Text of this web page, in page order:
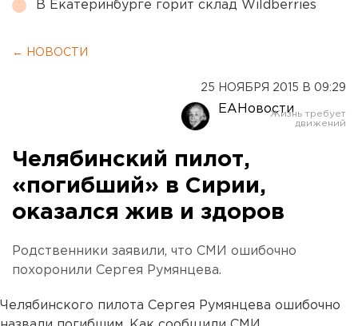
В Екатеринбурге горит склад Wildberries
← НОВОСТИ
25 НОЯБРЯ 2015 В 09:29
ЕАНовости
Челябинский пилот,
«погибший» в Сирии,
оказался жив и здоров
Родственники заявили, что СМИ ошибочно
похоронили Сергея Румянцева.
Челябинского пилота Сергея Румянцева ошибочно